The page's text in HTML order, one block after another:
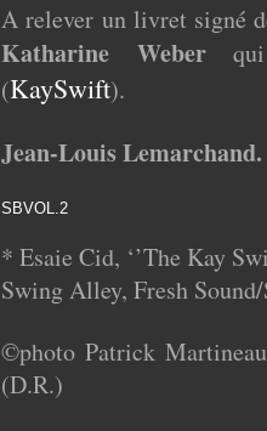
A relever un livret signé
Katharine Weberqui
(KaySwift).
Jean-Louis Lemarchand.
SBVOL.2
* Esaie Cid, ‘’The Kay
Swing Alley, Fresh
©photo Patrick
(D.R.)